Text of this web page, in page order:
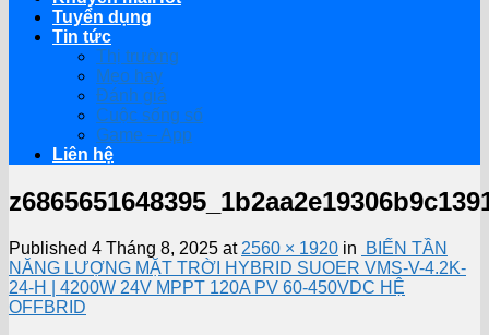
Tuyển dụng
Tin tức
Thị trường
Mẹo hay
Đánh giá
Cuộc sống số
Game – App
Liên hệ
Published 4 Tháng 8, 2025 at 2560 × 1920 in
BIẾN TẦN
NĂNG LƯỢNG MẶT TRỜI HYBRID SUOER VMS-V-4.2K-
24-H | 4200W 24V MPPT 120A PV 60-450VDC HỆ
OFFBRID